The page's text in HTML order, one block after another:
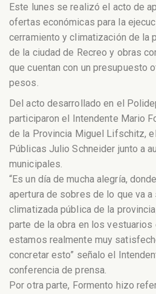
Este lunes se realizó el acto de
ofertas económicas para la
cerramiento y climatización de la
de la ciudad de Recreo y obras
que cuentan con un presupuesto
pesos.
Del acto desarrollado en el
participaron el Intendente Mario
de la Provincia Miguel Lifschitz,
Públicas Julio Schneider junto a
municipales.
“Es un día de mucha alegría,
apertura de sobres de lo que va
climatizada pública de la
parte de la obra en los vestuarios
estamos realmente muy
concretar esto” señalo el
conferencia de prensa.
Por otra parte, Formento hizo